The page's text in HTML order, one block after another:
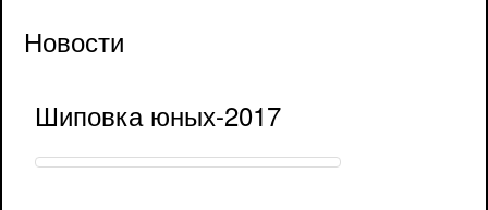
Новости
Шиповка юных-2017